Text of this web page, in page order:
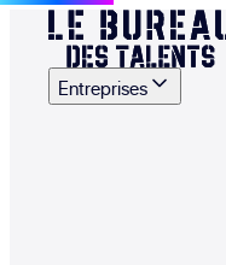
Entreprises